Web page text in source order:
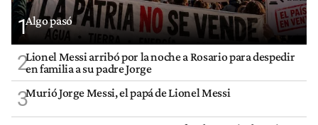
1Algo pasó
2Lionel Messi arribó por la noche a Rosario para despedir
en familia a su padre Jorge
3Murió Jorge Messi, el papá de Lionel Messi